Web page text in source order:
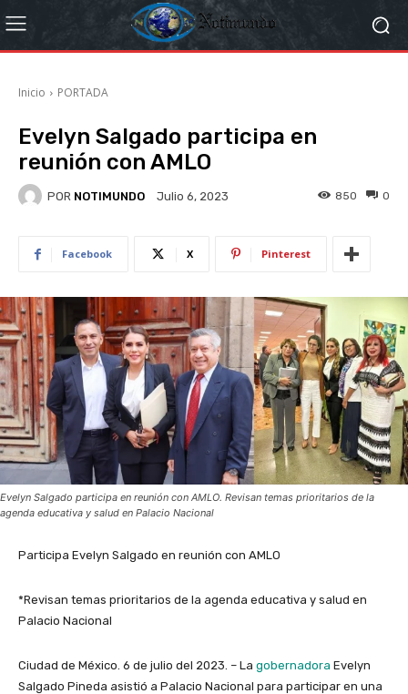
Inicio PORTADA
Evelyn Salgado participa en
reunión con AMLO
POR NOTIMUNDO Julio 6, 2023 0
850
Facebook X Pinterest
Evelyn Salgado participa en reunión con AMLO. Revisan temas prioritarios de la
agenda educativa y salud en Palacio Nacional
Participa Evelyn Salgado en reunión con AMLO
*Revisan temas prioritarios de la agenda educativa y salud en
Palacio Nacional
Ciudad de México. 6 de julio del 2023. – La gobernadora Evelyn
Salgado Pineda asistió a Palacio Nacional para participar en una